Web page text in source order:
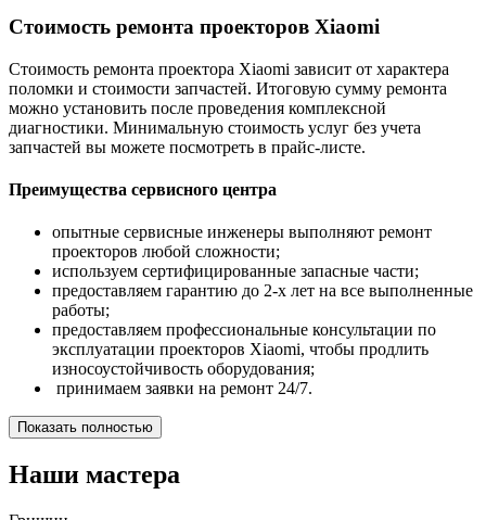
Стоимость ремонта проекторов Xiaomi
Стоимость ремонта проектора Xiaomi зависит от характера
поломки и стоимости запчастей. Итоговую сумму ремонта
можно установить после проведения комплексной
диагностики. Минимальную стоимость услуг без учета
запчастей вы можете посмотреть в прайс-листе.
Преимущества сервисного центра
опытные сервисные инженеры выполняют ремонт
проекторов любой сложности;
используем сертифицированные запасные части;
предоставляем гарантию до 2-х лет на все выполненные
работы;
предоставляем профессиональные консультации по
эксплуатации проекторов Xiaomi, чтобы продлить
износоустойчивость оборудования;
принимаем заявки на ремонт 24/7.
Показать полностью
Наши мастера